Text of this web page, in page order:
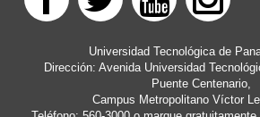
Universidad Tecnológica de
Dirección: Avenida Universidad
Puente Centenario,
Campus Metropolitano Víctor